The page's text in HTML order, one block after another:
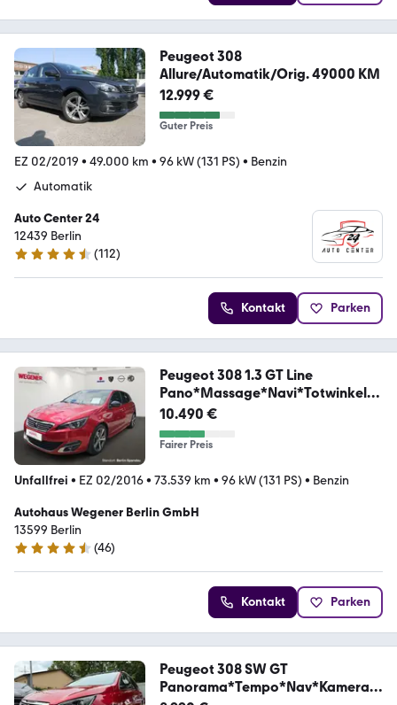
Peugeot 308
Allure/Automatik/Orig. 49000 KM
12.999 €
Guter Preis
EZ 02/2019 • 49.000 km • 96 kW (131 PS) • Benzin
Automatik
Auto Center 24
12439 Berlin
4.6 Sterne
(112)
Kontakt Parken
Peugeot 308 1.3 GT Line
Pano*Massage*Navi*Totwinkel*P
DC
10.490 €
Fairer Preis
Unfallfrei • EZ 02/2016• 73.539 km • 96 kW (131 PS) • Benzin
Autohaus Wegener Berlin GmbH
13599 Berlin
4.6 Sterne
(46)
Kontakt Parken
Peugeot 308 SW GT
Panorama*Tempo*Nav*Kamera*1